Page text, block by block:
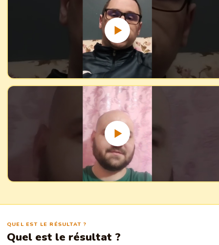
QUEL EST LE RÉSULTAT ?
Quel est le résultat ?